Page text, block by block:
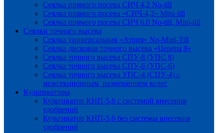
Сеялка прямого посева СИЧ 4,2 No-till
Сеялка прямого посева «СИЧ-4,2» Mini-till
Сеялка прямого посева СИЧ 6.0 No-till, Mini-till
Сеялки точного высева
Сеялка универсальная «Атрия» No-Mini-Till
Сеялка дисковая точного высева «Церера 8»
Сеялка точного высева СПУ-8 (УПС 8)
Сеялка точного высева СПУ-6 (УПС-6)
Сеялка точного высева УПС-4 (СПУ-4) с
межсекционным размещением колес
Культиваторы
Культиватор КНП-5,6 с системой внесения
удобрений
Культиватор КНП-5,6 без системы внесения
удобрений